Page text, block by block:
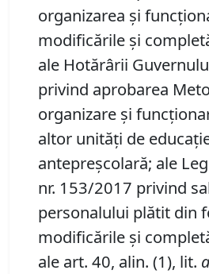
organizarea și
modificările și
ale Hotărârii
privind aprobarea
organizare și
altor unități de
antepreșcolară; ale
nr. 153/2017 privind
personalului plătit din
modificările și
ale art. 40, alin. (1), lit. a